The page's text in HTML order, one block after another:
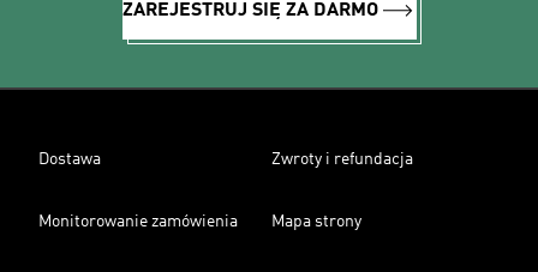
ZAREJESTRUJ SIĘ ZA DARMO
Dostawa Zwroty i refundacja
Monitorowanie zamówienia Mapa strony